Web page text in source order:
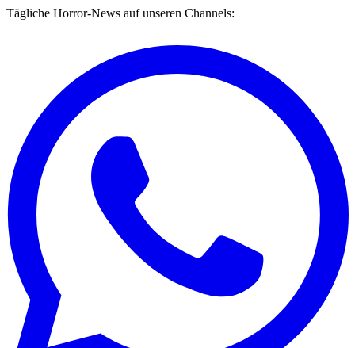
Tägliche Horror-News auf unseren Channels: